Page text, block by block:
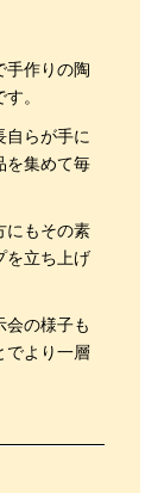
手作りの陶
。
自らが手に
を集めて毎
にもその素
を立ち上げ
の様子も
でより一層